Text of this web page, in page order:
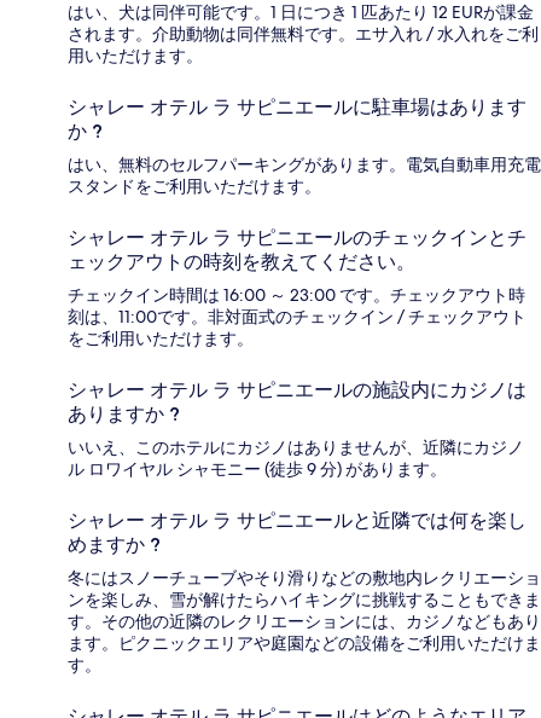
はい、犬は同伴可能です。1 日につき 1 匹あたり 12 EURが課金
されます。介助動物は同伴無料です。エサ入れ / 水入れをご利
用いただけます。
シャレー オテル ラ サピニエールに駐車場はあります
か ?
はい、無料のセルフパーキングがあります。電気自動車用充電
スタンドをご利用いただけます。
シャレー オテル ラ サピニエールのチェックインとチ
ェックアウトの時刻を教えてください。
チェックイン時間は 16:00 ～ 23:00 です。チェックアウト時
刻は、11:00です。非対面式のチェックイン / チェックアウト
をご利用いただけます。
シャレー オテル ラ サピニエールの施設内にカジノは
ありますか ?
いいえ、このホテルにカジノはありませんが、近隣にカジノ
ル ロワイヤル シャモニー (徒歩 9 分) があります。
シャレー オテル ラ サピニエールと近隣では何を楽し
めますか ?
冬にはスノーチューブやそり滑りなどの敷地内レクリエーショ
ンを楽しみ、雪が解けたらハイキングに挑戦することもできま
す。その他の近隣のレクリエーションには、カジノなどもあり
ます。ピクニックエリアや庭園などの設備をご利用いただけま
す。